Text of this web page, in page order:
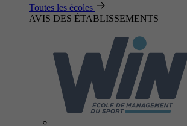
Toutes les écoles
AVIS DES ÉTABLISSEMENTS